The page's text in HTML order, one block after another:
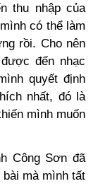
thu nhập của
có thể làm
rồi. Cho nên
đến nhạc
quyết định
nhất, đó là
mình muốn
Công Sơn đã
mà mình tất